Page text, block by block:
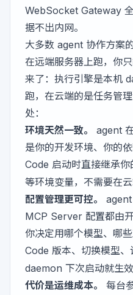
WebSocket Gateway
据不出内网。
大多数 agent 协作方案
在远端服务器上跑，你
来了：执行引擎是本机
跑，在云端的是任务管
处：
环境天然一致。
agent
是你的开发环境、你的
Code 启动时直接继承你
等环境变量，不需要在
配置管理更可控。
agent
MCP Server 配置都由
你决定用哪个模型、哪
Code 版本、切换模型、
daemon 下次启动就生效
代价是运维成本。
每台